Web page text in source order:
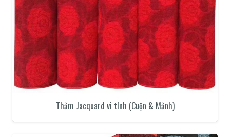
Thảm Jacquard vi tính (Cuộn & Mảnh)